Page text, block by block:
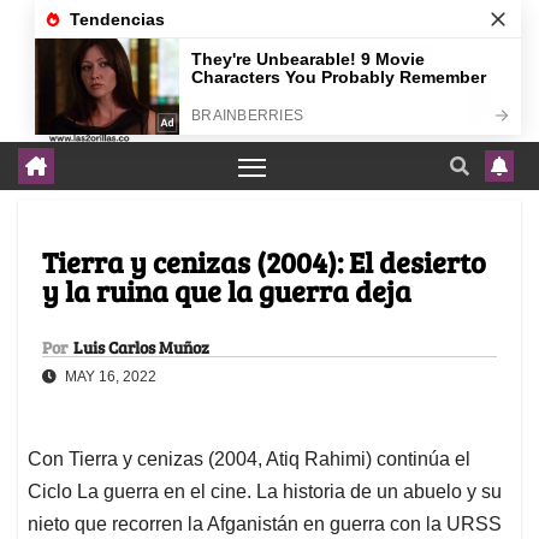
Tierra y cenizas (2004): El desierto
y la ruina que la guerra deja
Por Luis Carlos Muñoz
MAY 16, 2022
Con Tierra y cenizas (2004, Atiq Rahimi) continúa el
Ciclo La guerra en el cine. La historia de un abuelo y su
nieto que recorren la Afganistán en guerra con la URSS